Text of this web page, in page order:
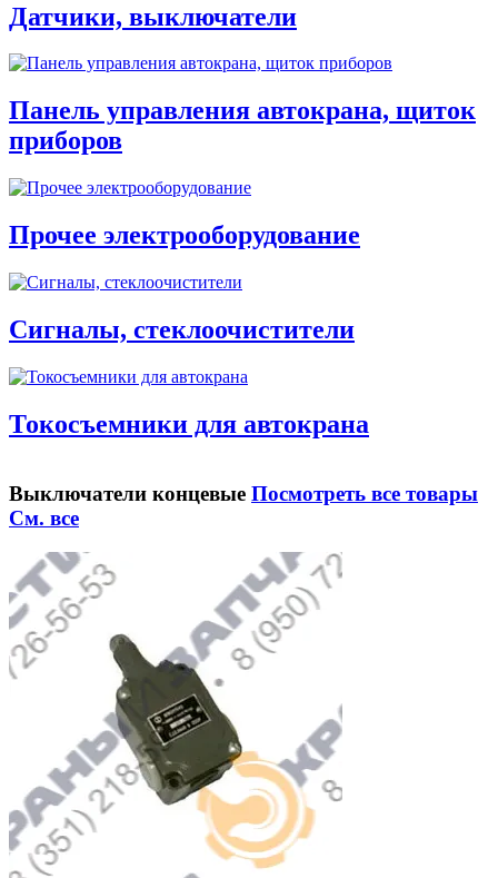
Датчики, выключатели
Панель управления автокрана, щиток
приборов
Прочее электрооборудование
Сигналы, стеклоочистители
Токосъемники для автокрана
Выключатели концевые Посмотреть все товары
См. все